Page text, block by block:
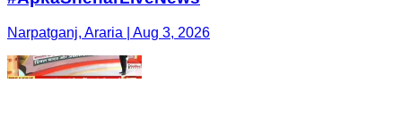
Narpatganj, Araria | Aug 3, 2026